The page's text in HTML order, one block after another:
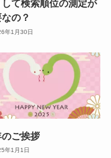
して検索順位の測定が
の？
年1月30日
のご挨拶
年1月1日